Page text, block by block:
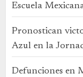
Escuela
Pronostican
Azul en la
Defunciones en